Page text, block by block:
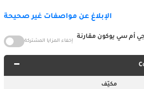
الإبلاغ عن مواصفات غير صحيحة
أم سي يوكون مقارنة
إخفاء المزايا المشتركة
مكيّف